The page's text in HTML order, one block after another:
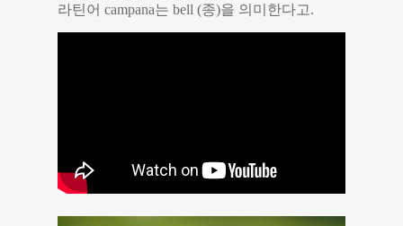
라틴어 campana는 bell (종)을 의미한다고.